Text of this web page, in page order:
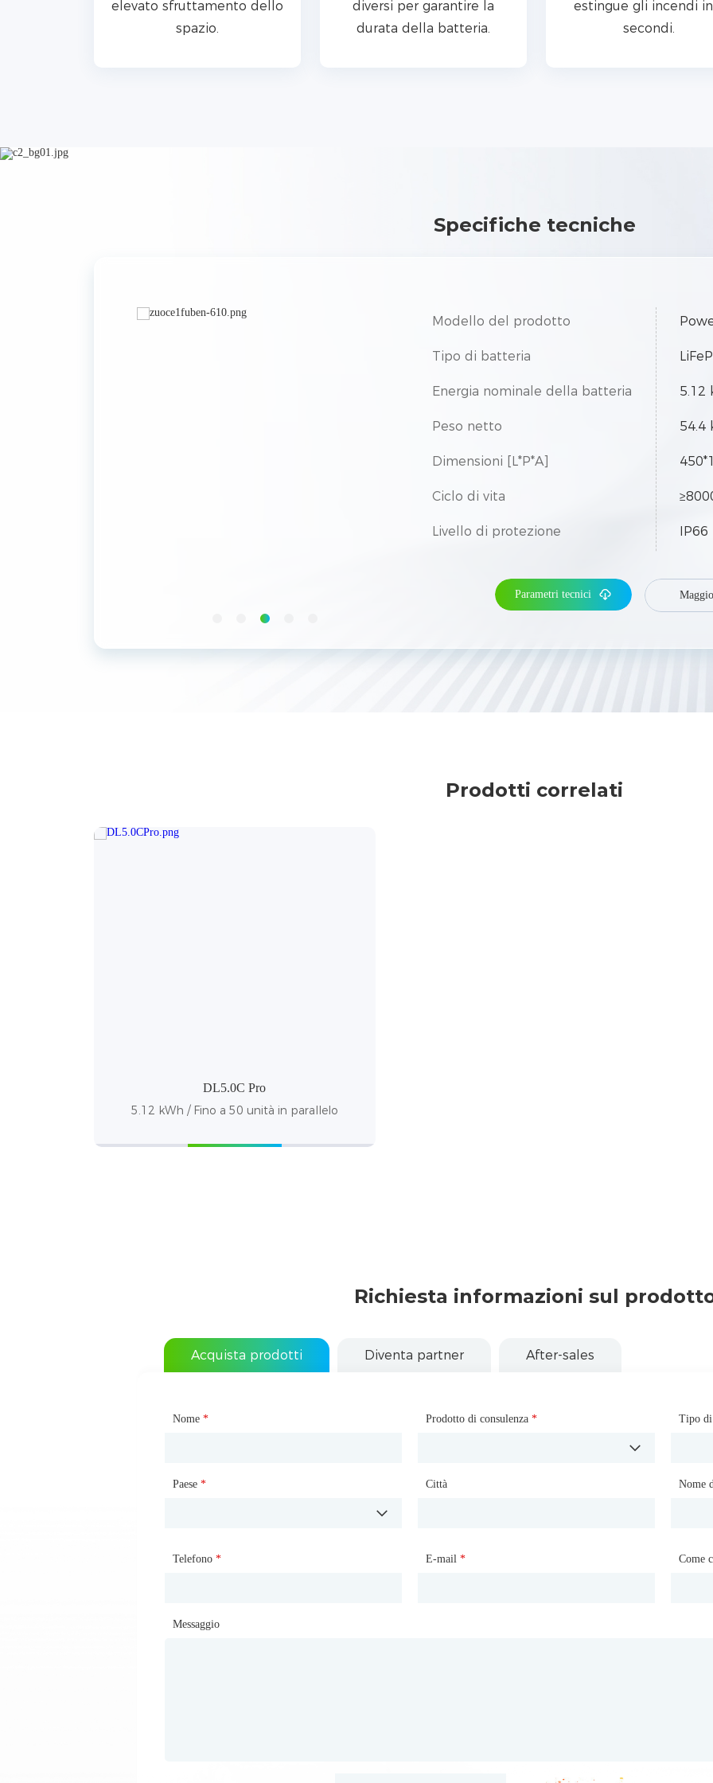
elevato sfruttamento dello
spazio.
diversi per garantire la
durata della batteria.
estingue gli incendi
secondi.
Specifiche tecniche
Modello del prodotto
Tipo di batteria
Energia nominale della batteria 5.12
Peso netto 54.4
Dimensioni [L*P*A]
Ciclo di vita
Livello di protezione IP66
Parametri tecnici
Prodotti correlati
DL5.0C Pro
5.12 kWh / Fino a 50 unità in parallelo
Richiesta informazioni sul
Acquista prodotti Diventa partner After-sales
Nome * Prodotto di consulenza * Tipo
Paese * Città Nome
Telefono * E-mail * Come
Messaggio
Tipo di partnership Nome* Nome
Sito web Paese Città
Casella di posta Telefono Come
Messaggio